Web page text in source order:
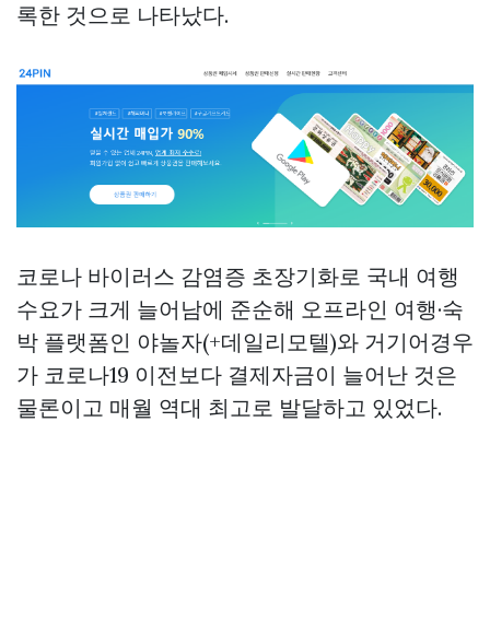
록한 것으로 나타났다.
코로나 바이러스 감염증 초장기화로 국내 여행
수요가 크게 늘어남에 준순해 오프라인 여행·숙
박 플랫폼인 야놀자(+데일리모텔)와 거기어경우
가 코로나19 이전보다 결제자금이 늘어난 것은
물론이고 매월 역대 최고로 발달하고 있었다.